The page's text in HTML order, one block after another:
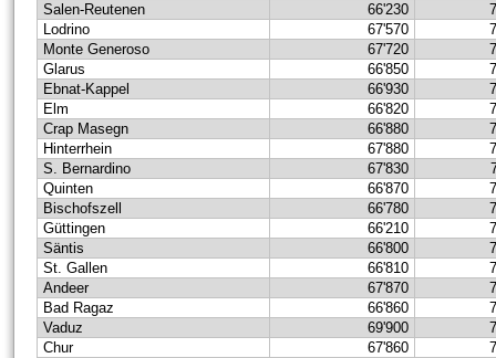
Salen-Reutenen
66'230
Lodrino
67'570
Monte Generoso
67'720
Glarus
66'850
Ebnat-Kappel
66'930
Elm
66'820
Crap Masegn
66'880
Hinterrhein
67'880
S. Bernardino
67'830
Quinten
66'870
Bischofszell
66'780
Güttingen
66'210
Säntis
66'800
St. Gallen
66'810
Andeer
67'870
Bad Ragaz
66'860
Vaduz
69'900
Chur
67'860